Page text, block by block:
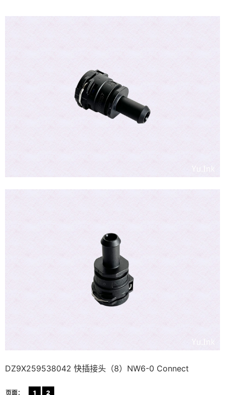
DZ9X259538042 快插接头（8）NW6-0 Connect
页面： 1 2